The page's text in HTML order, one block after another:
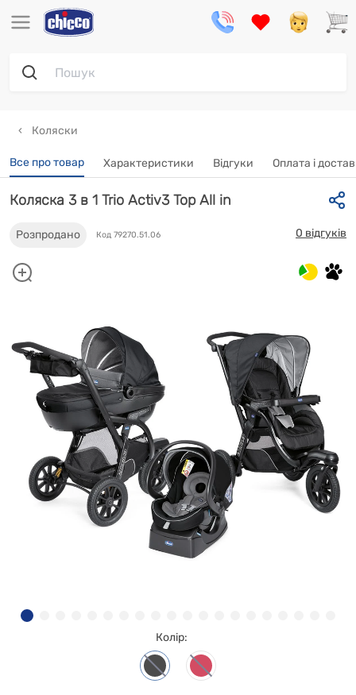
Коляски
Все про товар Характеристики Відгуки Oплата і
Коляска 3 в 1 Trio Activ3 Top All in
Розпродано Код 79270.51.06 0 відгуків
Колір: